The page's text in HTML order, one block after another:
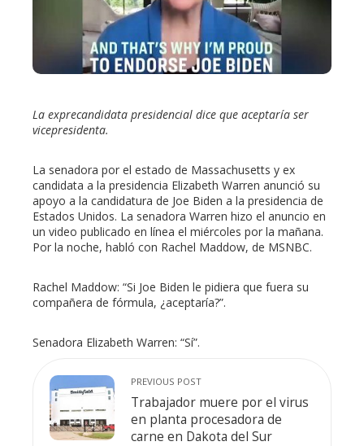
La exprecandidata presidencial dice que aceptaría ser
vicepresidenta.
La senadora por el estado de Massachusetts y ex
candidata a la presidencia Elizabeth Warren anunció su
apoyo a la candidatura de Joe Biden a la presidencia de
Estados Unidos. La senadora Warren hizo el anuncio en
un video publicado en línea el miércoles por la mañana.
Por la noche, habló con Rachel Maddow, de MSNBC.
Rachel Maddow: “Si Joe Biden le pidiera que fuera su
compañera de fórmula, ¿aceptaría?”.
Senadora Elizabeth Warren: “Sí”.
PREVIOUS POST
Trabajador muere por el virus
en planta procesadora de
carne en Dakota del Sur